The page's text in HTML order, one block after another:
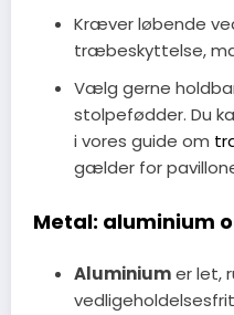
Kræver løbende
træbeskyttelse,
Vælg gerne
stolpefødder. Du
i vores guide om
gælder for
Metal: aluminium
Aluminiumer let,